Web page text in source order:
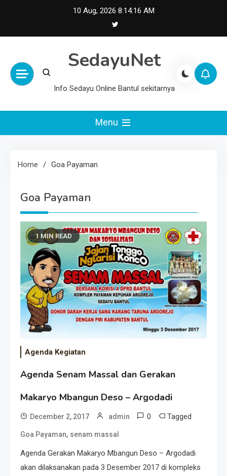
10 Aug, 2026 8:14:16 AM
SedayuNet
Info Sedayu Online Bantul sekitarnya
Menu
Home Goa Payaman
Goa Payaman
1 MIN READ
Agenda Kegiatan
Agenda Senam Massal dan Gerakan
Makaryo Mbangun Deso – Argodadi
December 2, 2017 admin 0 Tagged
Goa Payaman, senam massal
Agenda Gerakan Makaryo Mbangun Deso – Argodadi
akan dilaksanakan pada 3 Desember 2017 di kompleks